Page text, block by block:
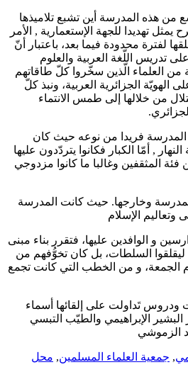
من هذه المدرسة أين تشبع تلاميذها
يمثل تهديدا للجهة الإستعمارية , الأمر
لفترة محدودة فيما بعد، باعتبار أنّ
تدريس اللّغة العربية والعلوم
العلماء الّذين سخّروا كلّ طاقاتهم
الجزائرية العربية، ونبذ كلّ
من خلالها إلى طمس الانتماء
المدرسة فريدا من نوعه حيث كان
, أمّا الكبار فكانوا يتردّدون عليها
فئة المثقفين وغالبا ما كانوا مزدوجي
وخارجها. حيث كانت المدرسة
وتعاليم الإسلام
و الوافدين عليها، فتقرر بناء مبنى
ليقلقوا السلطات، بل كان تخوُّفهم من
الجمعة، و من الخطب التي كانت تجمع
تَداولت على إلقائها أسماء
الإبراهيمي والطيّب التبسي
الزموشي
, جمعية العلماء المسلمين, محل